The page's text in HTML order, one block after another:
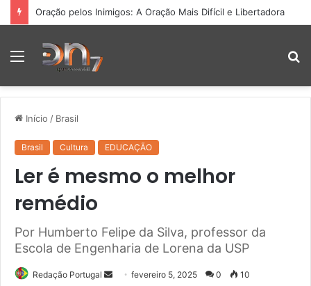
Oração pelos Inimigos: A Oração Mais Difícil e Libertadora
Menu
Início / Brasil
Brasil Cultura EDUCAÇÃO
Ler é mesmo o melhor
remédio
Por Humberto Felipe da Silva, professor da
Escola de Engenharia de Lorena da USP
Redação Portugal
Mandefevereiro 5, 2025 0 10